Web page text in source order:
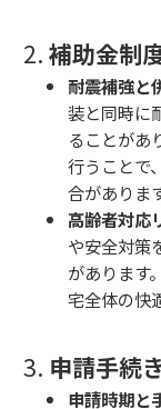
2. 補助金制
耐震補強と
装と同時に
ることがあ
行うことで
合がありま
高齢者対応
や安全対策
があります
宅全体の快
3. 申請手続
申請時期と